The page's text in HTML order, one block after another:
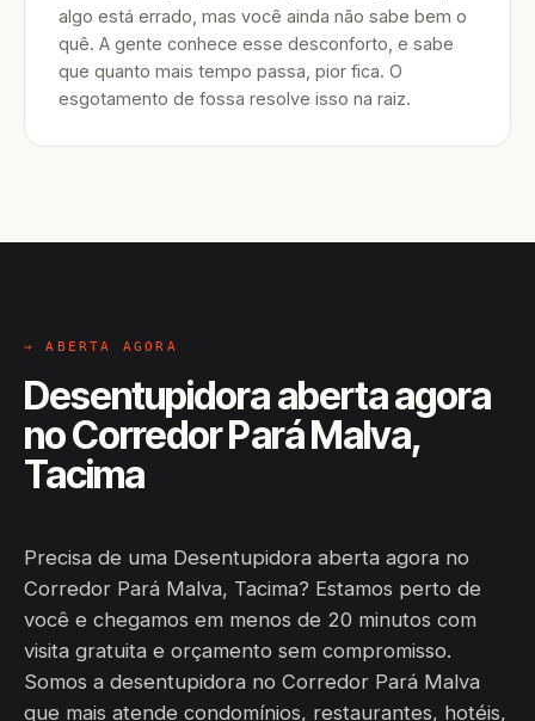
algo está errado, mas você ainda não sabe bem o
quê. A gente conhece esse desconforto, e sabe
que quanto mais tempo passa, pior fica. O
esgotamento de fossa resolve isso na raiz.
→ ABERTA AGORA
Desentupidora aberta agora
no Corredor Pará Malva,
Tacima
Precisa de uma Desentupidora aberta agora no
Corredor Pará Malva, Tacima? Estamos perto de
você e chegamos em menos de 20 minutos com
visita gratuita e orçamento sem compromisso.
Somos a desentupidora no Corredor Pará Malva
que mais atende condomínios, restaurantes, hotéis,